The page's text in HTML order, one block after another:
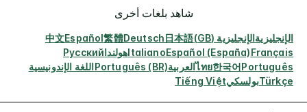
شاهد بلغات أخرى
الإنجليزيةالإنجليزية (GB) 日本語
Deutsch
繁體
Español
中文
Français
Español (España)
ItalianoهولنداРусский
Português
한국어
ไทยالعربيةPortuguês (BR)اللغة الإندونيسية
TürkçeبولسكيTiếng Việt